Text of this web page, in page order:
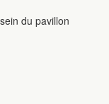
du pavillon